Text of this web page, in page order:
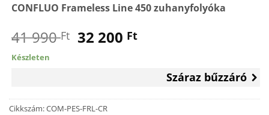
CONFLUO Frameless Line 450 zuhanyfolyóka
41 990Ft Original
990 Ft.
32 200 FtCurrent
200 Ft.
Készleten
Száraz bűzzáró
Cikkszám:COM-PES-FRL-CR